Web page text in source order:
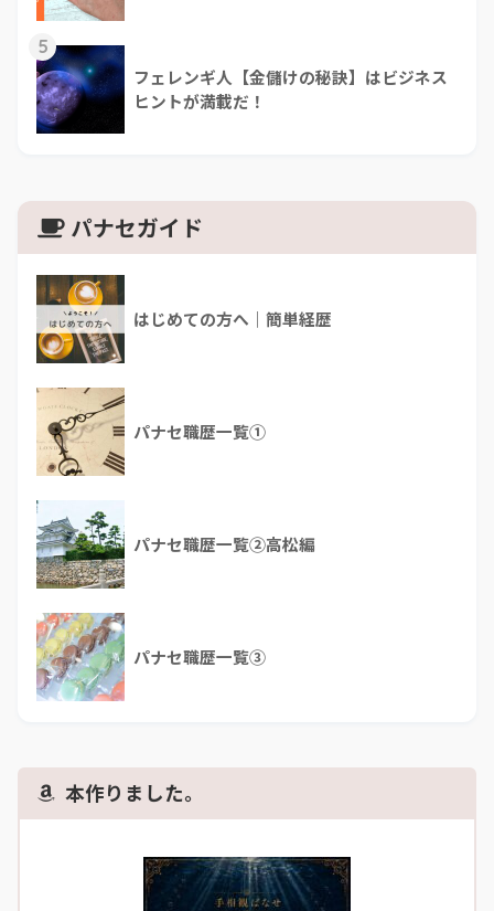
5
フェレンギ人【金儲けの秘訣】はビジネス
ヒントが満載だ！
パナセガイド
はじめての方へ｜簡単経歴
パナセ職歴一覧①
パナセ職歴一覧②高松編
パナセ職歴一覧③
本作りました。